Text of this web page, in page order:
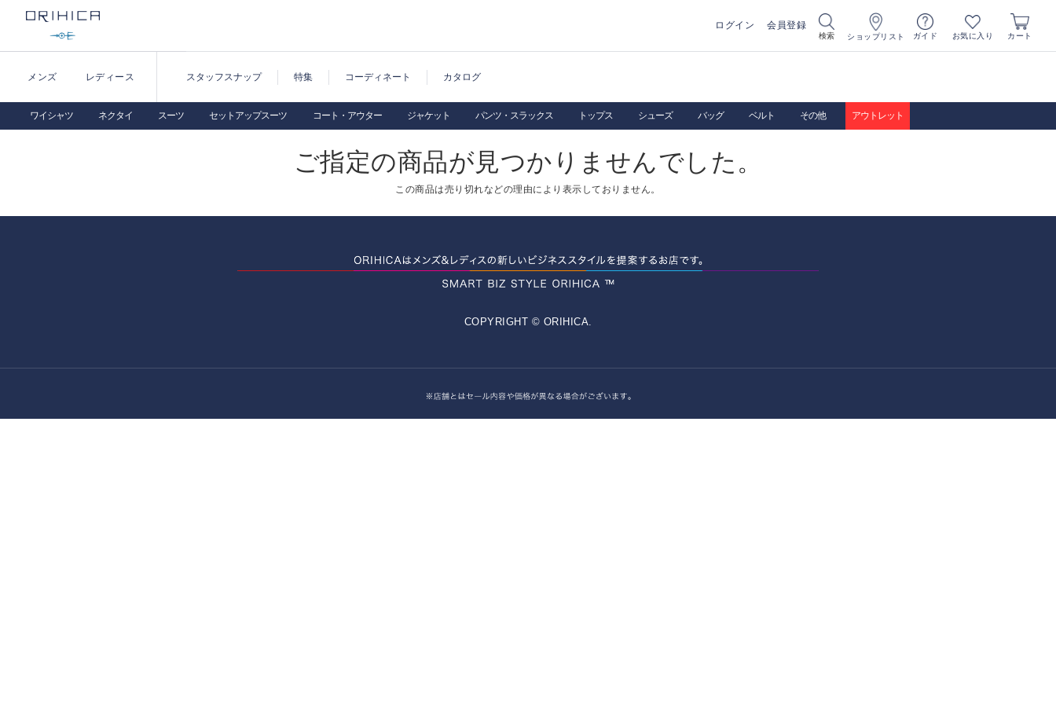
ログイン 会員登録
検索 ショップリスト ガイド お気に入り カート
メンズ レディース スタッフスナップ 特集 コーディネート カタログ
ワイシャツ ネクタイ スーツ セットアップスーツ コート・アウター ジャケット パンツ・スラックス トップス シューズ バッグ ベルト その他 アウトレット
ご指定の商品が見つかりませんでした。
この商品は売り切れなどの理由により表示しておりません。
COPYRIGHT © ORIHICA.